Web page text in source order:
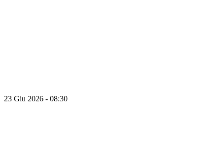
23 Giu 2026 - 08:30